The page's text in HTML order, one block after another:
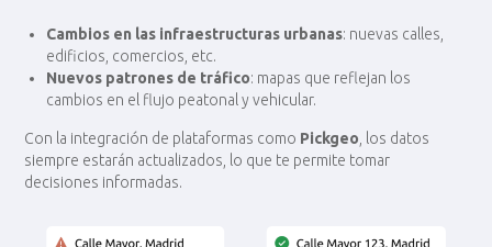
Cambios en las infraestructuras urbanas: nuevas calles,
edificios, comercios, etc.
Nuevos patrones de tráfico: mapas que reflejan los
cambios en el flujo peatonal y vehicular.
Con la integración de plataformas como Pickgeo , los datos
siempre estarán actualizados, lo que te permite tomar
decisiones informadas.